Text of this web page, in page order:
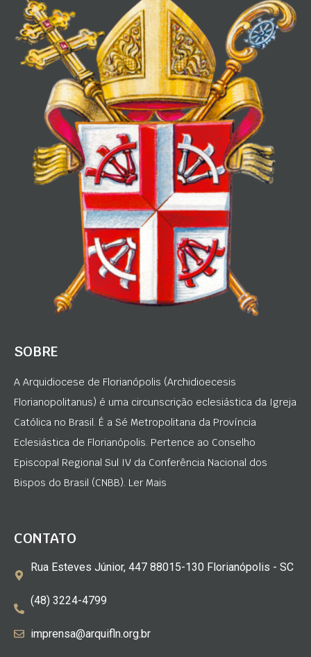
SOBRE
A Arquidiocese de Florianópolis (Archidioecesis
Florianopolitanus) é uma circunscrição eclesiástica da Igreja
Católica no Brasil. É a Sé Metropolitana da Província
Eclesiástica de Florianópolis. Pertence ao Conselho
Episcopal Regional Sul IV da Conferência Nacional dos
Bispos do Brasil (CNBB). Ler Mais
CONTATO
Rua Esteves Júnior, 447 88015-130 Florianópolis - SC
(48) 3224-4799
imprensa@arquifln.org.br